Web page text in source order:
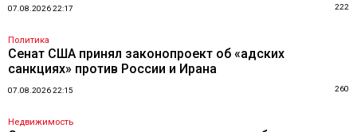
07.08.2026 22:17 222
Политика
Сенат США принял законопроект об «адских
санкциях» против России и Ирана
07.08.2026 22:15 260
Недвижимость